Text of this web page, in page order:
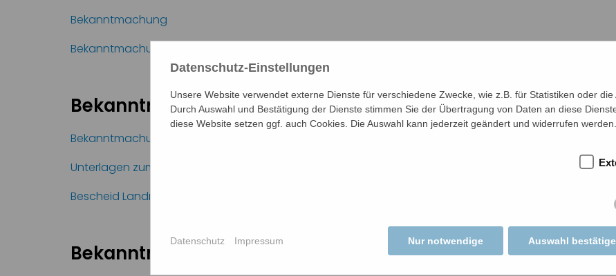
Bekanntmachung
Bekanntmachung über die Genehmigung des Betriebs einer Beschneiungsanlage
Bekanntmachung Wasserrechtliche Erlaubnis Dilger
Bekanntmachung
Unterlagen zum Wasserrechtsverfahren Dilger
Bescheid Landratsamt Straubing-Bogen
Bekanntmachung Wasserrechtsverfahren Eidenschink,
Datenschutz-Einstellungen
Unsere Website verwendet externe Dienste für verschiedene Zwecke, wie z.B. für Statistiken oder die
Durch Auswahl und Bestätigung der Dienste stimmen Sie der Übertragung von Daten an diese
diese Website setzen ggf. auch Cookies. Die Auswahl kann jederzeit geändert und widerrufen werden.
Nur notwendige Auswahl
Datenschutz Impressum